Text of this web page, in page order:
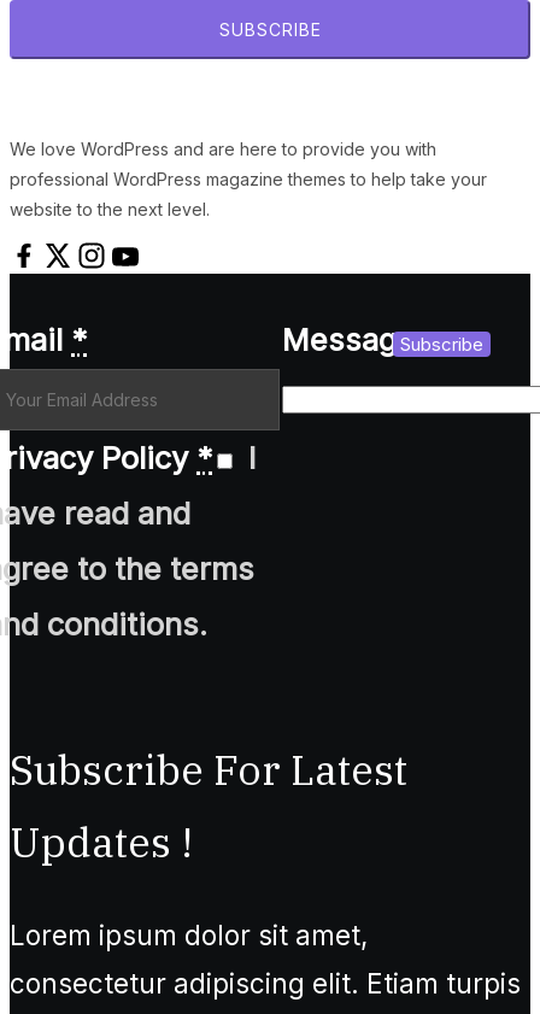
SUBSCRIBE
We love WordPress and are here to provide you with
professional WordPress magazine themes to help take your
website to the next level.
*
Policy *
I
read and
to the terms
conditions.
MessageSubscribe
Subscribe For Latest
Updates !
Lorem ipsum dolor sit amet,
consectetur adipiscing elit. Etiam turpis